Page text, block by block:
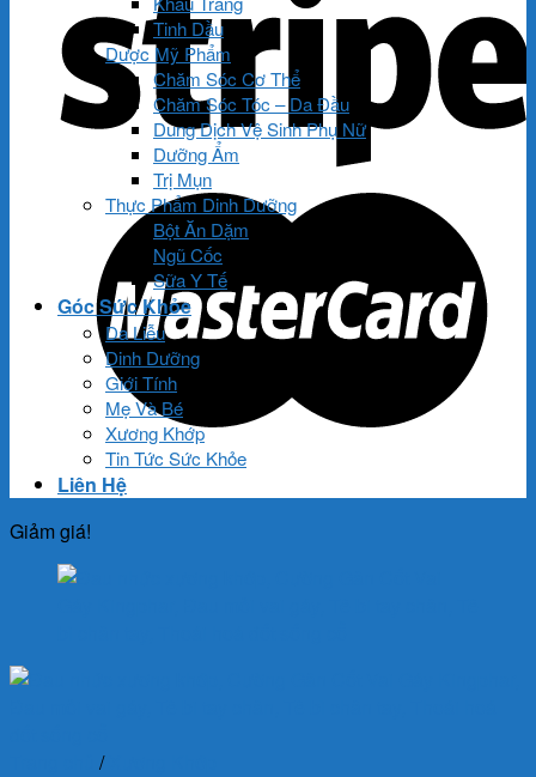
Tinh Dầu
Dược Mỹ Phẩm
Chăm Sóc Cơ Thể
Chăm Sóc Tóc – Da Đầu
Dung Dịch Vệ Sinh Phụ Nữ
Dưỡng Ẩm
Trị Mụn
Thực Phẩm Dinh Dưỡng
Bột Ăn Dặm
Ngũ Cốc
Sữa Y Tế
Góc Sức Khỏe
Da Liễu
Dinh Dưỡng
Giới Tính
Mẹ Và Bé
Xương Khớp
Tin Tức Sức Khỏe
Liên Hệ
Giảm giá!
/